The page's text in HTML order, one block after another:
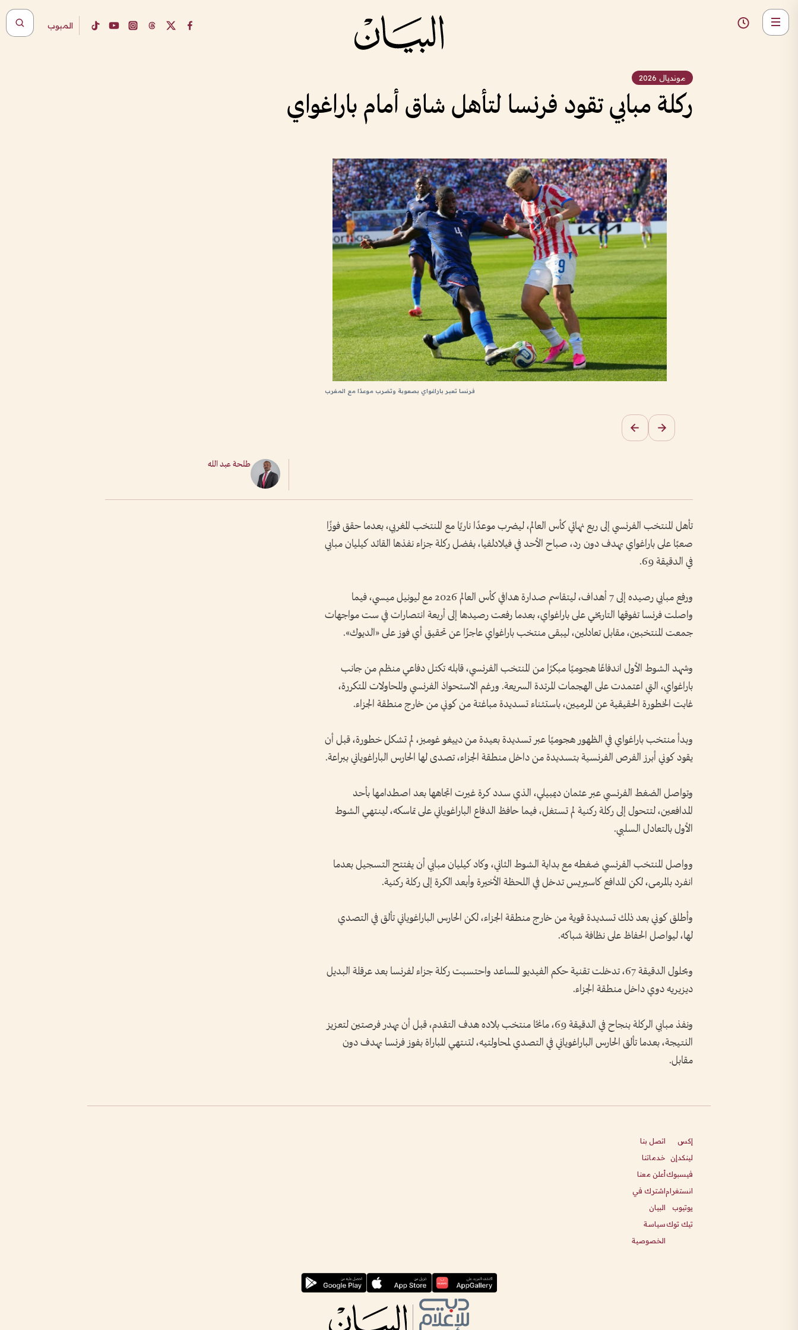
المبوب
مونديال 2026
ركلة مبابي تقود فرنسا لتأهل شاق أمام باراغواي
فرنسا تعبر باراغواي بصعوبة وتضرب موعدًا مع المغرب
طلحة عبد الله
تأهل المنتخب الفرنسي إلى ربع نهائي كأس العالم، ليضرب موعدًا ناريًا مع المنتخب المغربي، بعدما حقق فوزًا
صعبًا على باراغواي بهدف دون رد، صباح الأحد في فيلادلفيا، بفضل ركلة جزاء نفذها القائد كيليان مبابي
في الدقيقة 69.
ورفع مبابي رصيده إلى 7 أهداف، ليتقاسم صدارة هدافي كأس العالم 2026 مع ليونيل ميسي، فيما
واصلت فرنسا تفوقها التاريخي على باراغواي، بعدما رفعت رصيدها إلى أربعة انتصارات في ست مواجهات
جمعت المنتخبين، مقابل تعادلين، ليبقى منتخب باراغواي عاجزًا عن تحقيق أي فوز على «الديوك».
وشهد الشوط الأول اندفاعًا هجوميًا مبكرًا من المنتخب الفرنسي، قابله تكتل دفاعي منظم من جانب
باراغواي، التي اعتمدت على الهجمات المرتدة السريعة. ورغم الاستحواذ الفرنسي والمحاولات المتكررة،
غابت الخطورة الحقيقية عن المرميين، باستثناء تسديدة مباغتة من كوني من خارج منطقة الجزاء.
وبدأ منتخب باراغواي في الظهور هجوميًا عبر تسديدة بعيدة من دييغو غوميز، لم تشكل خطورة، قبل أن
يقود كوني أبرز الفرص الفرنسية بتسديدة من داخل منطقة الجزاء، تصدى لها الحارس الباراغوياني ببراعة.
وتواصل الضغط الفرنسي عبر عثمان ديمبيلي، الذي سدد كرة غيرت اتجاهها بعد اصطدامها بأحد
المدافعين، لتتحول إلى ركلة ركنية لم تستغل، فيما حافظ الدفاع الباراغوياني على تماسكه، لينتهي الشوط
الأول بالتعادل السلبي.
وواصل المنتخب الفرنسي ضغطه مع بداية الشوط الثاني، وكاد كيليان مبابي أن يفتتح التسجيل بعدما
انفرد بالمرمى، لكن المدافع كاسيريس تدخل في اللحظة الأخيرة وأبعد الكرة إلى ركلة ركنية.
وأطلق كوني بعد ذلك تسديدة قوية من خارج منطقة الجزاء، لكن الحارس الباراغوياني تألق في التصدي
لها، ليواصل الحفاظ على نظافة شباكه.
وبحلول الدقيقة 67، تدخلت تقنية حكم الفيديو المساعد واحتسبت ركلة جزاء لفرنسا بعد عرقلة البديل
ديزيريه دوي داخل منطقة الجزاء.
ونفذ مبابي الركلة بنجاح في الدقيقة 69، مانحًا منتخب بلاده هدف التقدم، قبل أن يهدر فرصتين لتعزيز
النتيجة، بعدما تألق الحارس الباراغوياني في التصدي لمحاولتيه، لتنتهي المباراة بفوز فرنسا بهدف دون
مقابل.
إكس
لينكدإن
فيسبوك
انستغرام
يوتيوب
تيك توك
اتصل بنا
خدماتنا
أعلن معنا
اشترك في
البيان
سياسة
الخصوصية